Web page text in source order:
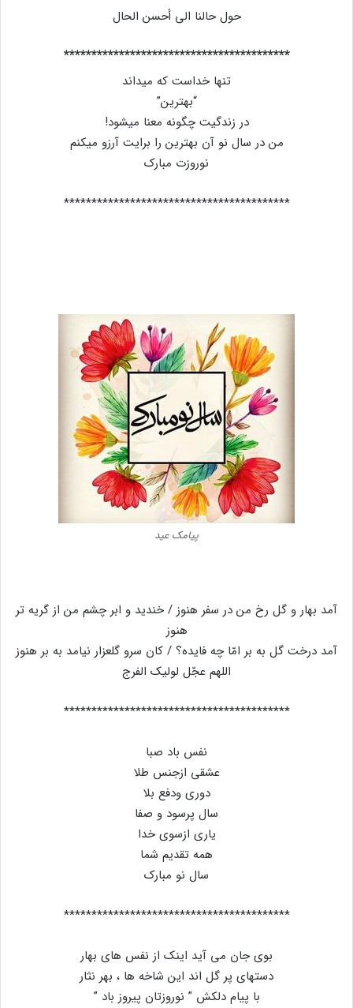
حول حالنا الی أحسن الحال
*****************************************
تنها خداست که میداند
“بهترین”
در زندگیت چگونه معنا میشود!
من در سال نو آن بهترین را برایت آرزو میکنم
نوروزت مبارک
*****************************************
پیامک عید
آمد بهار و گل رخ من در سفر هنوز / خندید و ابر چشم من از گریه تر
هنوز
آمد درخت گل به بر امّا چه فایده؟ / کان سرو گلعزار نیامد به بر هنوز
اللهم عجّل لولیک الفرج
*****************************************
نفس باد صبا
عشقی ازجنس طلا
دوری ودفع بلا
سال پرسود و صفا
یاری ازسوی خدا
همه تقدیم شما
سال نو مبارک
*****************************************
بوی جان می آید اینک از نفس های بهار
دستهای پر گل اند این شاخه ها ، بهر نثار
با پیام دلکش ” نوروزتان پیروز باد ”